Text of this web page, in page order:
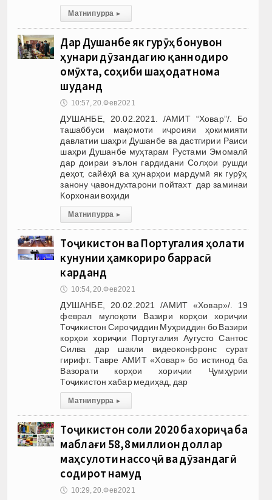
Матни пурра ▸
Дар Душанбе як гурӯҳ бонувон
ҳунари дӯзандагию қаннодиро
омӯхта, соҳиби шаҳодатнома
шуданд
🕔 10:57, 20.Фев 2021
ДУШАНБЕ, 20.02.2021. /АМИТ “Ховар”/. Бо
ташаббуси мақомоти иҷроияи ҳокимияти
давлатии шаҳри Душанбе ва дастгирии Раиси
шаҳри Душанбе муҳтарам Рустами Эмомалӣ
дар доираи эълон гардидани Солҳои рушди
деҳот, сайёҳӣ ва ҳунарҳои мардумӣ як гурӯҳ
занону ҷавондухтарони пойтахт дар заминаи
Корхонаи воҳиди
Матни пурра ▸
Тоҷикистон ва Португалия ҳолати
кунунии ҳамкориро баррасӣ
карданд
🕔 10:54, 20.Фев 2021
ДУШАНБЕ, 20.02.2021 /АМИТ «Ховар»/. 19
феврал мулоқоти Вазири корҳои хориҷии
Тоҷикистон Сироҷиддин Муҳриддин бо Вазири
корҳои хориҷии Португалия Аугусто Сантос
Силва дар шакли видеоконфронс сурат
гирифт. Тавре АМИТ «Ховар» бо истинод ба
Вазорати корҳои хориҷии Ҷумҳурии
Тоҷикистон хабар медиҳад, дар
Матни пурра ▸
Тоҷикистон соли 2020 ба хориҷа ба
маблағи 58,8 миллион доллар
маҳсулоти нассоҷӣ ва дӯзандагӣ
содирот намуд
🕔 10:29, 20.Фев 2021